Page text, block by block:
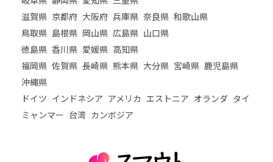
滋賀県 京都府 大阪府 兵庫県 奈良県 和歌山県
鳥取県 島根県 岡山県 広島県 山口県
徳島県 香川県 愛媛県 高知県
福岡県 佐賀県 長崎県 熊本県 大分県 宮崎県 鹿児島県
沖縄県
ドイツ インドネシア アメリカ エストニア オランダ タイ
ミャンマー 台湾 カンボジア